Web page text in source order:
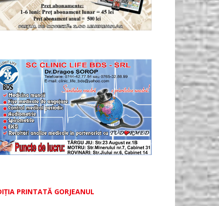
PRINTATĂ GORJEANUL